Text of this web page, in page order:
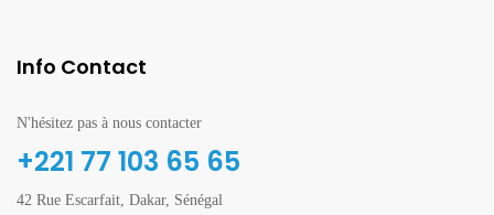
Info Contact
N'hésitez pas à nous contacter
+221 77 103 65 65
42 Rue Escarfait, Dakar, Sénégal